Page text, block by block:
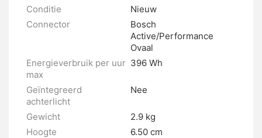
Conditie
Nieuw
Connector
Bosch
Active/Performance
Ovaal
Energieverbruik per uur
max
396 Wh
Geïntegreerd
achterlicht
Nee
Gewicht
2.9 kg
Hoogte
6.50 cm